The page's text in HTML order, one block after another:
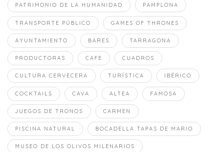
PATRIMONIO DE LA HUMANIDAD PAMPLONA
TRANSPORTE PÚBLICO GAMES OF THRONES
AYUNTAMIENTO BARES TARRAGONA
PRODUCTORAS CAFE CUADROS
CULTURA CERVECERA TURÍSTICA IBÉRICO
COCKTAILS CAVA ALTEA FAMOSA
JUEGOS DE TRONOS CARMEN
PISCINA NATURAL BOCADELLA TAPAS DE MARIO
MUSEO DE LOS OLIVOS MILENARIOS